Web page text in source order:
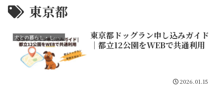
東京都
犬との暮らし・しつけ
東京都ドッグラン申し込みガイド
｜都立12公園をWEBで共通利用
2026.01.15